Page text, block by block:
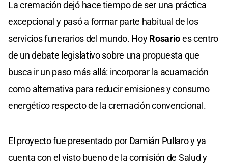
La cremación dejó hace tiempo de ser una práctica
excepcional y pasó a formar parte habitual de los
servicios funerarios del mundo. HoyRosarioes centro
de un debate legislativo sobre una propuesta que
busca ir un paso más allá: incorporar la acuamación
como alternativa para reducir emisiones y consumo
energético respecto de la cremación convencional.
El proyecto fue presentado por Damián Pullaro y ya
cuenta con el visto bueno de la comisión de Salud y